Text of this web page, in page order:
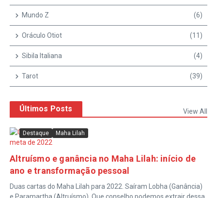
Mundo Z (6)
Oráculo Otiot (11)
Sibila Italiana (4)
Tarot (39)
Últimos Posts View All
Destaque Maha Lilah
Altruísmo e ganância no Maha Lilah: início de
ano e transformação pessoal
Duas cartas do Maha Lilah para 2022. Saíram Lobha (Ganância)